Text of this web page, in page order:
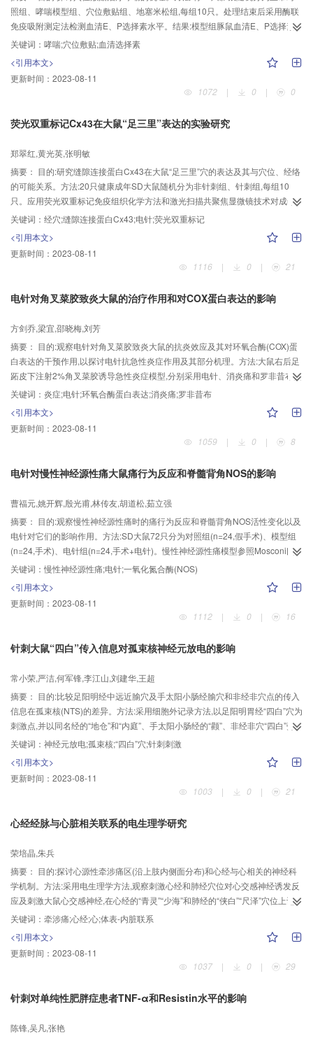
照组、哮喘模型组、穴位敷贴组、地塞米松组,每组10只。处理结束后采用酶联
免疫吸附测定法检测血清E、P选择素水平。结果:模型组豚鼠血清E、P选择素
水平明显高于正常对照组(P<0.01),穴位敷贴组和地塞米松组血清E、P选择素水
平明显低于模型组(P<0.01)。结论:穴位敷贴可明显降低哮喘豚鼠血清E、P选择
素的水平,这可能是其治疗哮喘的作用机理之一。Objective:To investigate the
underlying mechanism of acupoint application in the treatment of
asthma.Methods: Forty Hartly guinea-pigs were randomized into
groups.Asthma model was established by intraperitoneal injection of 10%
made up of Mahuang(麻黄Herba Ephedrae),Xixin(细辛Herba
Asari),Gansui(甘遂Radix Euphorbiae Kansui),etc was applied to "Dazhui"(GV
14),"Feishu"(BL 13) and "Shenshu"(BL 23),6 h every time, once every other
day,7 days altogether.For rats of DEX group,DEX(0.5 mg/kg) was injected
intraperitoneally.Blood samples were collected for detecting E-selectin and
P-selectin contents by using enzyme-linked immunosorbent assay.Results:
The levels of serum E-selectin and P-selectin of model group were
significantly higher than those of normal control group(P<0.01).Compared
with model group,the levels of serum E-selectin and P-selectin of acupoint
关键词： 哮喘;穴位敷贴;血清选择素
<引用本文>
更新时间： 2023-08-11
1072
| 0 | 0
荧光双重标记Cx43在大鼠“足三里”表达的实验研究
郑翠红,黄光英,张明敏
摘要： 目的:研究缝隙连接蛋白Cx43在大鼠“足三里”穴的表达及其与穴位、经络
的可能关系。方法:20只健康成年SD大鼠随机分为非针刺组、针刺组,每组10
只。应用荧光双重标记免疫组织化学方法和激光扫描共聚焦显微镜技术对成年
大鼠皮肤肌肉组织的Cx43进行定位、定量分析。结果:皮肤肌肉组织中Cx43主
要在表皮上皮细胞、皮下筋膜的肥大细胞中表达;非针刺组中穴位处Cx43的表达
显著高于非经非穴处,两者相比有极显著性差异(P<0.01);穴位针刺后Cx43表达显
著增加,与非针刺组中穴位比较有极显著性差异(P<0.01)。结论:电针可使“足三
里”穴区皮肤及肌肉组织中的Cx43表达明显增加,缝隙连接蛋白及缝隙连接可能
关键词： 经穴;缝隙连接蛋白Cx43;电针;荧光双重标记
<引用本文>
更新时间： 2023-08-11
1116
| 0 | 21
电针对角叉菜胶致炎大鼠的治疗作用和对COX蛋白表达的影响
方剑乔,梁宜,邵晓梅,刘芳
摘要： 目的:观察电针对角叉菜胶致炎大鼠的抗炎效应及其对环氧合酶(COX)蛋
白表达的干预作用,以探讨电针抗急性炎症作用及其部分机理。方法:大鼠右后足
跖皮下注射2%角叉菜胶诱导急性炎症模型,分别采用电针、消炎痛和罗非昔布治
疗。采用毛细管放大法、放射免疫分析法和Western Blotting法分别检测足跖肿
胀度、血清PGE2含量和足爪炎症组织及脾脏组织COX-1/-2蛋白表达水平。结
果:电针可有效抑制角叉菜胶致炎大鼠足跖肿胀,尤以造模后3 h最为显著;与模型
对照组比较,电针可有效降低血清中的PGE2含量;电针对环氧合酶蛋白表达无显
著影响。结论:电针对角叉菜胶致炎大鼠急性炎症具有良好的抗炎效应,并通过抑
氧合酶蛋白表达起干预作用,其具体的抗炎机制还有待于进一步深入研究。
关键词： 炎症;电针;环氧合酶蛋白表达;消炎痛;罗非昔布
<引用本文>
更新时间： 2023-08-11
1059
| 0 | 8
电针对慢性神经源性痛大鼠痛行为反应和脊髓背角NOS的影响
曹福元,姚开辉,殷光甫,林传友,胡道松,茹立强
摘要： 目的:观察慢性神经源性痛时的痛行为反应和脊髓背角NOS活性变化以及
电针对它们的影响作用。方法:SD大鼠72只分为对照组(n=24,假手术)、模型组
(n=24,手术)、电针组(n=24,手术+电针)。慢性神经源性痛模型参照Mosconi氏
的大鼠坐骨神经慢性压迫法制作。电针取“环跳”和“阳陵泉”穴区。痛阈测定采用
热辐射测痛法,分别于术后第2、4、7、14、28 d进行实验观察,NOS活性观察用
NADPH-d酶组织化学法。结果:慢性神经源性痛时,大鼠抬腿潜伏期(痛阈值)降
低,经多次电针后,随着电针次数的增加抬腿潜伏期也逐渐升高(P<0.05)。脊髓背
角的NOS活性,慢性痛大鼠明显降低,电针后又明显回升(P<0.05)。结论:慢性神经
源性痛的抑制及对脊髓背角NOS活性的表达升高有一定的作用。
关键词： 慢性神经源性痛;电针;一氧化氮合酶(NOS)
<引用本文>
更新时间： 2023-08-11
1112
| 0 | 16
针刺大鼠“四白”传入信息对孤束核神经元放电的影响
常小荣,严洁,何军锋,李江山,刘建华,王超
摘要： 目的:比较足阳明经中远近腧穴及手太阳小肠经腧穴和非经非穴点的传入
信息在孤束核(NTS)的差异。方法:采用细胞外记录方法,以足阳明胃经“四白”穴为
刺激点,并以同名经的“地仓”和“内庭”、手太阳小肠经的“颧”、非经非穴“四白”旁
开点为对照,在刺激点上用手针施以捻转手法刺激30 s,在NTS寻找对来自体表刺
激点有反应的神经元。结果:52只大鼠记录到资料完整的86个NTS神经元中,针刺
“四白”后NTS有反应神经元出现的机率(含兴奋和抑制性神经元)为65.12%,而针
刺“地仓”“内庭”“颧”“四白”旁开点有反应神经元出现的机率分别为50.00%、
46.51%、34.88%、31.40%。统计表明,针刺“四白”后NTS有反应神经元出现的
率(P<0.01);针刺“地仓”和“内庭”后NTS有反应神经元出现的机率均显著高于刺激
区,NTS神经元主要是以兴奋为主。针刺“四白”“地仓”“内庭”“颧”“四白”旁开点,其兴
奋性神经元频率变化率分别为(35.08±4.80)%、(28.25±5.46)%(、
27.57±4.87)%、(20.02±4.23)%(、18.55±2.49)%,“四白”与各组之间有显著性或
极显著性差异(P<0.05或P<0.01),“地仓”“内庭”与“颧”“四白”旁开点亦有显著性或
极显著性差异(P<0.05或P<0.01)。结论:与手太阳小肠经穴以及非经非穴点比较,
足阳明经穴与NTS的关系更密切;足阳明经中远近腧穴的信息传入在NTS亦存在
着一定的差异,这提示腧穴均有一定的特异性。
关键词： 神经元放电;孤束核;“四白”穴;针刺刺激
<引用本文>
更新时间： 2023-08-11
1003
| 0 | 21
心经经脉与心脏相关联系的电生理学研究
荣培晶,朱兵
摘要： 目的:探讨心源性牵涉痛区(沿上肢内侧面分布)和心经与心相关的神经科
学机制。方法:采用电生理学方法,观察刺激心经和肺经穴位对心交感神经诱发反
应及刺激大鼠心交感神经,在心经的“青灵”“少海”和肺经的“侠白”“尺泽”穴位上记
录的反射性肌电反应。结果:左心经穴位刺激诱发心交感神经发放的阈值低于右
侧心经引起心交感神经反应的阈值,且有统计学差异(P<0.05)。用相同强度的串
脉冲分别刺激心经和肺经穴位,可诱发心交感神经不同强度的激活反应。在左侧
和右侧心经穴位上刺激诱发心交感神经放电高于同样强度刺激肺经穴位上诱发
的心交感神经放电(P<0.05)。刺激心交感神经引起同侧心经反射性肌电反应的
刺激可引起心经穴位明显的肌电反应,而肺经穴位的诱发肌电反应则很弱。随着
度的电针刺激心经穴位可引起更大的心交感神经兴奋;反之,心交感神经刺激可引
关键词： 牵涉痛;心经;心;体表-内脏联系
<引用本文>
更新时间： 2023-08-11
1037
| 0 | 29
针刺对单纯性肥胖症患者TNF-α和Resistin水平的影响
陈锋,吴凡,张艳